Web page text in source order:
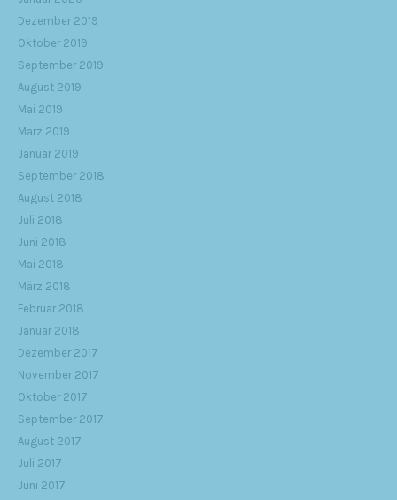
Dezember 2019
Oktober 2019
September 2019
August 2019
Mai 2019
März 2019
Januar 2019
September 2018
August 2018
Juli 2018
Juni 2018
Mai 2018
März 2018
Februar 2018
Januar 2018
Dezember 2017
November 2017
Oktober 2017
September 2017
August 2017
Juli 2017
Juni 2017